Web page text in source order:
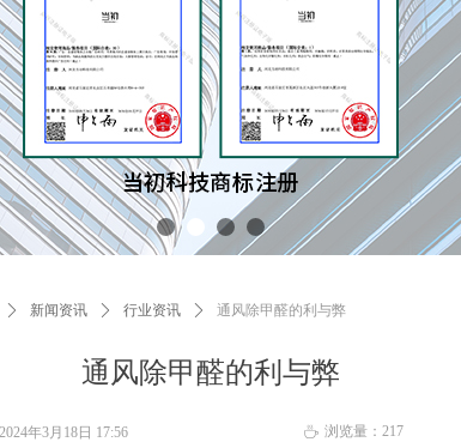
通风除甲醛的利与弊
ꄲ 新闻资讯 ꄲ 行业资讯 ꄲ 通风除甲醛的利与弊
2024年3月18日 17:56 ꄘ 浏览量： 217